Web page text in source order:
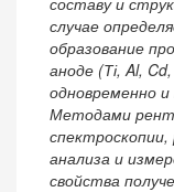
случае
образование
аноде (Ті, Al,
одновременно
Методами
анализа и
свойства